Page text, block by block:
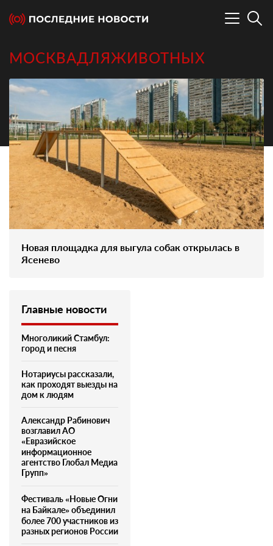
МОСКВАДЛЯЖИВОТНЫХ
Новая площадка для выгула собак открылась в
Ясенево
Главные новости
Многоликий Стамбул:
город и песня
Нотариусы рассказали,
как проходят выезды на
дом к людям
Александр Рабинович
возглавил АО
«Евразийское
информационное
агентство Глобал Медиа
Групп»
Фестиваль «Новые Огни
на Байкале» объединил
более 700 участников из
разных регионов России